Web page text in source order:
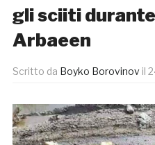
gli sciiti
Arbaeen
Scritto da Boyko Borovinov il